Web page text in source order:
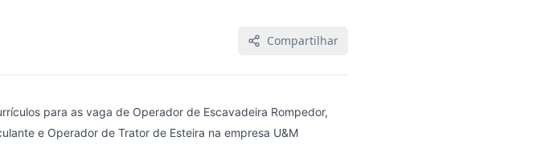
Compartilhar
para as vaga de Operador de Escavadeira Rompedor,
e Operador de Trator de Esteira na empresa U&M